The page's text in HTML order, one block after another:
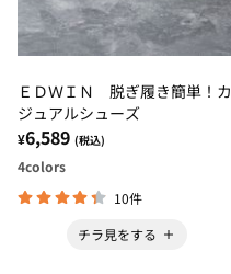
ＥＤＷＩＮ 脱ぎ履き簡単！カ
ジュアルシューズ
¥6,589 (税込)
4colors
10件
チラ見をする